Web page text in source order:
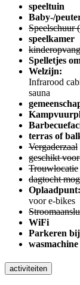
speeltuin
Baby-/
Speelschuur
speelkamer
kinderopvang
Spelletjes
Welzijn:
Infrarood
sauna
terras of
Vergaderzaal
geschikt
Trouwlocatie
dagtocht
Oplaadpunt:
voor e-bikes
WiFi
Parkeren
wasmachine
activiteiten